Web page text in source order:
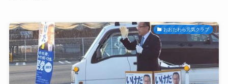
おおたわら元気クラブ